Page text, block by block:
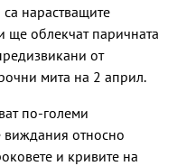
нарастващите
ще облекчат паричната
от
мита на 2 април.
по-големи
относно
и кривите на